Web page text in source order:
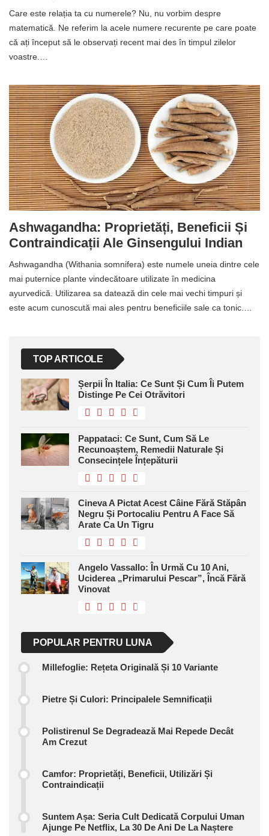
Care este relația ta cu numerele? Nu, nu vorbim despre
matematică. Ne referim la acele numere recurente pe care poate
că ați început să le observați recent mai des în timpul zilelor
voastre.…
Ashwagandha: Proprietăți, Beneficii Și
Contraindicații Ale Ginsengului Indian
Ashwagandha (Withania somnifera) este numele uneia dintre cele
mai puternice plante vindecătoare utilizate în medicina
ayurvedică. Utilizarea sa datează din cele mai vechi timpuri și
este acum cunoscută mai ales pentru beneficiile sale ca tonic.…
TOP ARTICOLE
Șerpii În Italia: Ce Sunt Și Cum Îi Putem
Distinge Pe Cei Otrăvitori
Pappataci: Ce Sunt, Cum Să Le
Recunoaștem, Remedii Naturale Și
Consecințele Înțepăturii
Cineva A Pictat Acest Câine Fără Stăpân
Negru Și Portocaliu Pentru A Face Să
Arate Ca Un Tigru
Angelo Vassallo: În Urmă Cu 10 Ani,
Uciderea „primarului Pescar”, Încă Fără
Vinovat
POPULAR PENTRU LUNA
Millefoglie: Rețeta Originală Și 10 Variante
Pietre Și Culori: Principalele Semnificații
Polistirenul Se Degradează Mai Repede Decât
Am Crezut
Camfor: Proprietăți, Beneficii, Utilizări Și
Contraindicații
Suntem Așa: Seria Cult Dedicată Corpului Uman
Ajunge Pe Netflix, La 30 De Ani De La Naștere